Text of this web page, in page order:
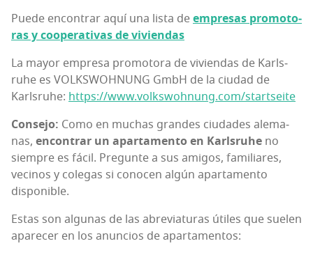
Pue­de encon­trar aquí una lis­ta deempre­sas pro­mo­to­
ras y coope­ra­ti­vas de vivien­das
La mayor empre­sa pro­mo­to­ra de vivien­das de Karls­
ruhe es VOLKSWOHNUNG GmbH de la ciu­dad de
Karls­ruhe: https://www.volkswohnung.com/startseite
Con­se­jo: Como en muchas gran­des ciu­da­des ale­ma­
nas, encon­trar un apar­ta­men­to en Karls­ruhe no
siem­pre es fácil. Pre­gun­te a sus ami­gos, fami­lia­res,
veci­nos y cole­gas si cono­cen algún apar­ta­men­to
disponible.
Estas son algu­nas de las abre­via­tu­ras úti­les que sue­len
apa­re­cer en los anun­cios de apartamentos: